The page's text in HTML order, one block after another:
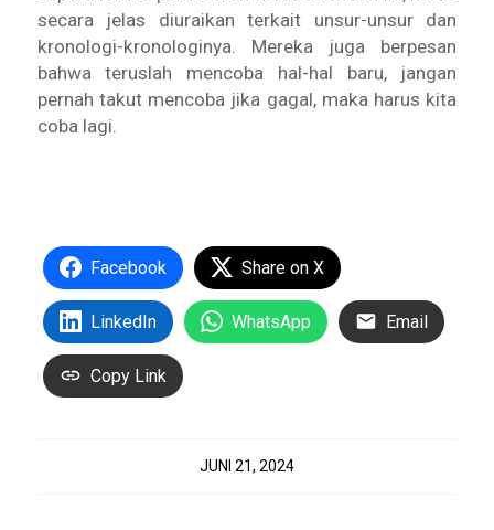
secara jelas diuraikan terkait unsur-unsur dan
kronologi-kronologinya. Mereka juga berpesan
bahwa teruslah mencoba hal-hal baru, jangan
pernah takut mencoba jika gagal, maka harus kita
coba lagi.
Facebook Share on X
LinkedIn WhatsApp Email
Copy Link
JUNI 21, 2024